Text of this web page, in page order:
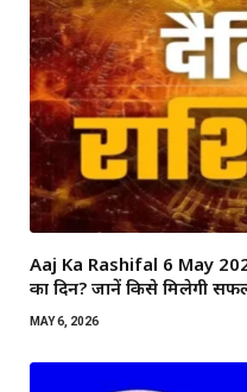
Aaj Ka Rashifal 6 May
का दिन? जानें किसे मिलेगी
MAY 6, 2026